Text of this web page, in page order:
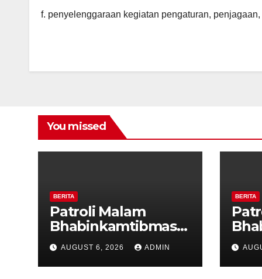
f. penyelenggaraan kegiatan pengaturan,
You missed
BERITA
Patroli Malam
Bhabinkamtibmas
dan Tiga Pilar
Kelurahan Ungaran
Perkuat
AUGUST 6, 2026 ADMIN
BERITA
dan